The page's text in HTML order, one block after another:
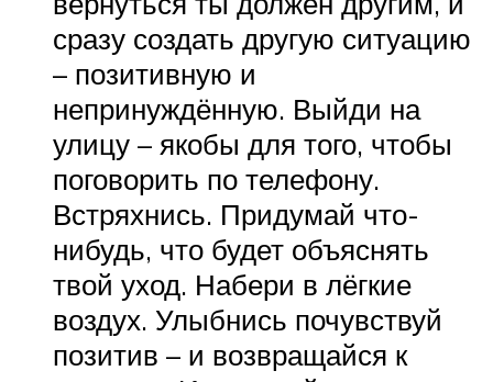
сразу создать другую ситуацию
– позитивную и
непринуждённую. Выйди на
улицу – якобы для того, чтобы
поговорить по телефону.
Встряхнись. Придумай что-
нибудь, что будет объяснять
твой уход. Набери в лёгкие
воздух. Улыбнись почувствуй
позитив – и возвращайся к